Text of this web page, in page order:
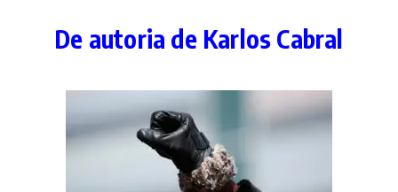
De autoria de Karlos Cabral